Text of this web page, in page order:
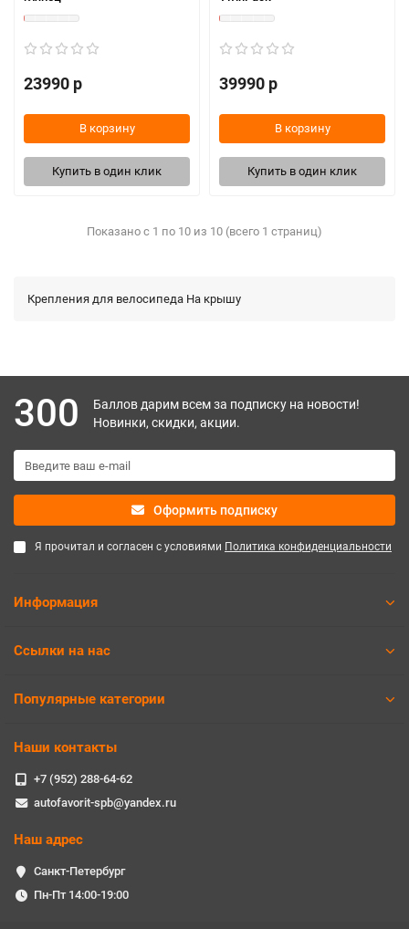
23990 р
В корзину
Купить в один клик
39990 р
В корзину
Купить в один клик
Показано с 1 по 10 из 10 (всего 1 страниц)
Крепления для велосипеда На крышу
300
Баллов дарим всем за подписку на новости!
Новинки, скидки, акции.
Оформить подписку
Я прочитал и согласен с условиями Политика конфиденциальности
Информация
Ссылки на нас
Популярные категории
Наши контакты
+7 (952) 288-64-62
autofavorit-spb@yandex.ru
Наш адрес
Санкт-Петербург
Пн-Пт 14:00-19:00